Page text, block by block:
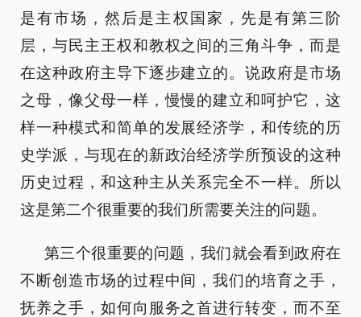
是有市场，然后是主权国家，先是有第三阶
层，与民主王权和教权之间的三角斗争，而是
在这种政府主导下逐步建立的。说政府是市场
之母，像父母一样，慢慢的建立和呵护它，这
样一种模式和简单的发展经济学，和传统的历
史学派，与现在的新政治经济学所预设的这种
历史过程，和这种主从关系完全不一样。所以
这是第二个很重要的我们所需要关注的问题。
第三个很重要的问题，我们就会看到政府在
不断创造市场的过程中间，我们的培育之手，
抚养之手，如何向服务之首进行转变，而不至